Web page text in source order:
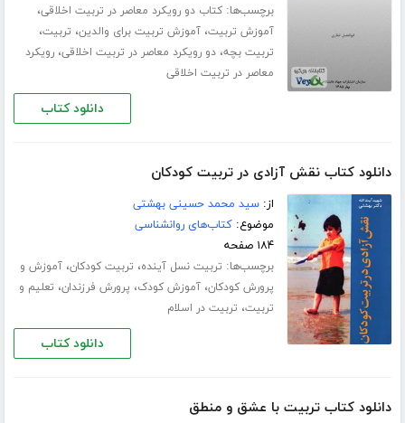
برچسب‌ها:کتاب دو رویکرد معاصر در تربیت اخلاقی،
آموزش تربیت،آموزش تربیت برای والدین، تربیت،
تربیت بچه،دو رویکرد معاصر در تربیت اخلاقی،رویکرد
معاصر در تربیت اخلاقی
دانلود کتاب
دانلود کتاب نقش آزادی در تربیت کودکان
از:سید محمد حسینی بهشتی
موضوع:کتاب‌های روانشناسی
۱۸۴ صفحه
برچسب‌ها: تربیت نسل آینده، تربیت کودکان،آموزش و
پرورش کودکان،آموزش کودک، پرورش فرزندان، تعلیم و
تربیت، تربیت در اسلام
دانلود کتاب
دانلود کتاب تربیت با عشق و منطق